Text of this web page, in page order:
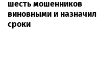
шесть мошенников
виновными и назначил
сроки